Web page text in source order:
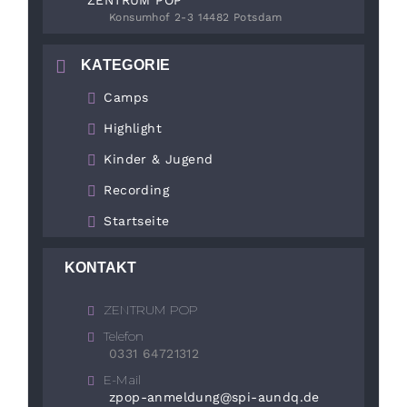
Konsumhof 2-3 14482 Potsdam
KATEGORIE
Camps
Highlight
Kinder & Jugend
Recording
Startseite
KONTAKT
ZENTRUM POP
Telefon
0331 64721312
E-Mail
zpop-anmeldung@spi-aundq.de